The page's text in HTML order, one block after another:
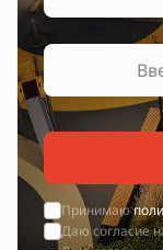
Принимаю
Даю согласие